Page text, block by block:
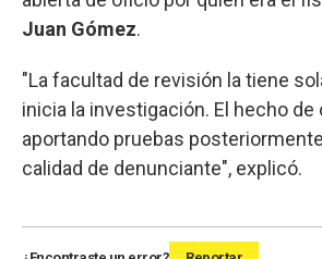
Juan Gómez.
"La facultad de revisión la tiene
inicia la investigación. El hecho
aportando pruebas
calidad de denunciante", explicó.